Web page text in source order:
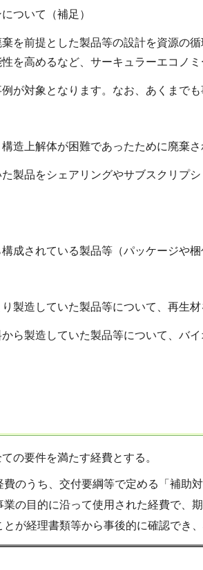
ついて（補足）
を前提とした製品等の設計を資源の
を高めるなど、サーキュラーエコノ
が対象となります。なお、あくまでも
造上解体が困難であったために廃棄
製品をシェアリングやサブスクリプ
成されている製品等（パッケージや梱
製造していた製品等について、再生材
ら製造していた製品等について、バイ
の要件を満たす経費とする。
のうち、交付要綱等で定める「補助
の目的に沿って使用された経費で、
が経理書類等から事後的に確認でき